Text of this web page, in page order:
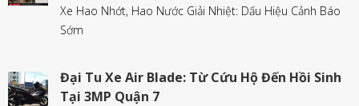
Xe Hao Nhớt, Hao Nước Giải Nhiệt: Dấu Hiệu Cảnh Báo
Sớm
Đại Tu Xe Air Blade: Từ Cứu Hộ Đến Hồi Sinh
Tại 3MP Quận 7